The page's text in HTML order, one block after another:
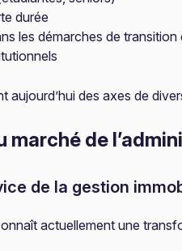
durée
les démarches de transition
aujourd’hui des axes de
marché de
de la gestion
actuellement une